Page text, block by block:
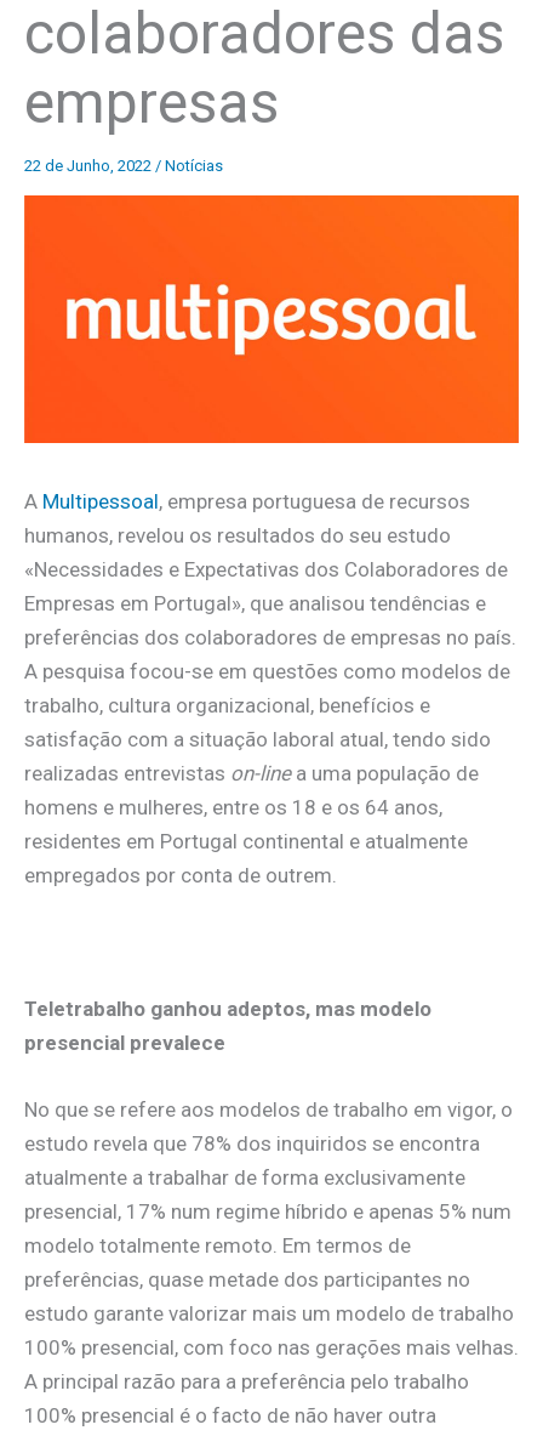
colaboradores das
empresas
22 de Junho, 2022 / Notícias
A Multipessoal, empresa portuguesa de recursos
humanos, revelou os resultados do seu estudo
«Necessidades e Expectativas dos Colaboradores de
Empresas em Portugal», que analisou tendências e
preferências dos colaboradores de empresas no país.
A pesquisa focou-se em questões como modelos de
trabalho, cultura organizacional, benefícios e
satisfação com a situação laboral atual, tendo sido
realizadas entrevistas on-linea uma população de
homens e mulheres, entre os 18 e os 64 anos,
residentes em Portugal continental e atualmente
empregados por conta de outrem.
Teletrabalho ganhou adeptos, mas modelo
presencial prevalece
No que se refere aos modelos de trabalho em vigor, o
estudo revela que 78% dos inquiridos se encontra
atualmente a trabalhar de forma exclusivamente
presencial, 17% num regime híbrido e apenas 5% num
modelo totalmente remoto. Em termos de
preferências, quase metade dos participantes no
estudo garante valorizar mais um modelo de trabalho
100% presencial, com foco nas gerações mais velhas.
A principal razão para a preferência pelo trabalho
100% presencial é o facto de não haver outra